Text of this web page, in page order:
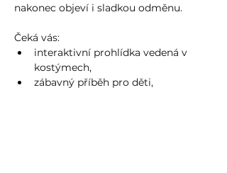
nakonec objeví i sladkou odměnu.
Čeká vás:
interaktivní prohlídka vedená v
kostýmech,
zábavný příběh pro děti,